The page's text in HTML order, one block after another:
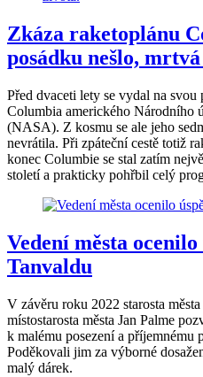
Zkáza raketoplánu
posádku nešlo,
Před dvaceti lety se vydal na svou
Columbia amerického Národního
(NASA). Z kosmu se ale jeho
nevrátila. Při zpáteční cestě totiž
konec Columbie se stal zatím
století a prakticky pohřbil celý
Vedení města
Tanvaldu
V závěru roku 2022 starosta
místostarosta města Jan Palme
k malému posezení a příjemnému
Poděkovali jim za výborné
malý dárek.